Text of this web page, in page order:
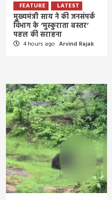
FEATURE
LATEST
मुख्यमंत्री साय ने की जनसंपर्क
विभाग के ‘मुस्कुराता बस्तर’
पहल की सराहना
4 hours ago Arvind Rajak